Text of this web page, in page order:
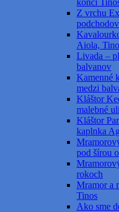
konci
Z vrchu
Aiola,
Livada –
balvanov
Kamenné
medzi
Kláštor
malebné
Kláštor
kaplnka
pod šírou
rokoch
Mramor a
Tinos
Ako sme